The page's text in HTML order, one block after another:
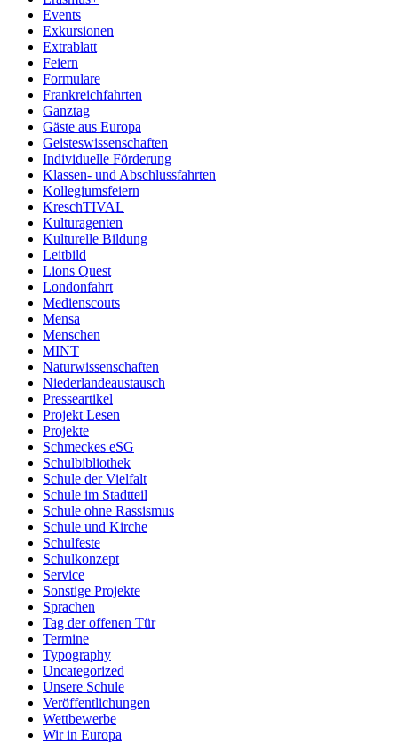
Events
Exkursionen
Extrablatt
Feiern
Formulare
Frankreichfahrten
Ganztag
Gäste aus Europa
Geisteswissenschaften
Individuelle Förderung
Klassen- und Abschlussfahrten
Kollegiumsfeiern
KreschTIVAL
Kulturagenten
Kulturelle Bildung
Leitbild
Lions Quest
Londonfahrt
Medienscouts
Mensa
Menschen
MINT
Naturwissenschaften
Niederlandeaustausch
Presseartikel
Projekt Lesen
Projekte
Schmeckes eSG
Schulbibliothek
Schule der Vielfalt
Schule im Stadtteil
Schule ohne Rassismus
Schule und Kirche
Schulfeste
Schulkonzept
Service
Sonstige Projekte
Sprachen
Tag der offenen Tür
Termine
Typography
Uncategorized
Unsere Schule
Veröffentlichungen
Wettbewerbe
Wir in Europa